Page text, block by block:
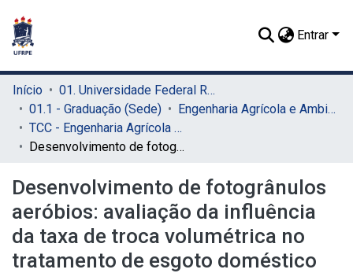
Entrar
Início
01. Universidade Federal Rural de Pernambuco - UFRPE (Sede)
01.1 - Graduação (Sede)
Engenharia Agrícola e Ambiental (Sede)
TCC - Engenharia Agrícola e Ambiental (Sede)
Desenvolvimento de fotogrânulos aeróbios: avaliação da influência da taxa de troca volumétrica no tratamento de esgoto doméstico
Desenvolvimento de fotogrânulos
aeróbios: avaliação da influência
da taxa de troca volumétrica no
tratamento de esgoto doméstico